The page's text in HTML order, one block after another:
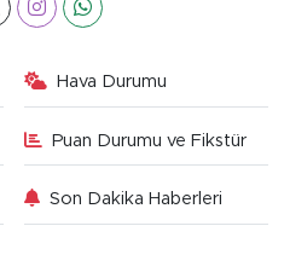
Hava Durumu
Puan Durumu ve Fikstür
Son Dakika Haberleri